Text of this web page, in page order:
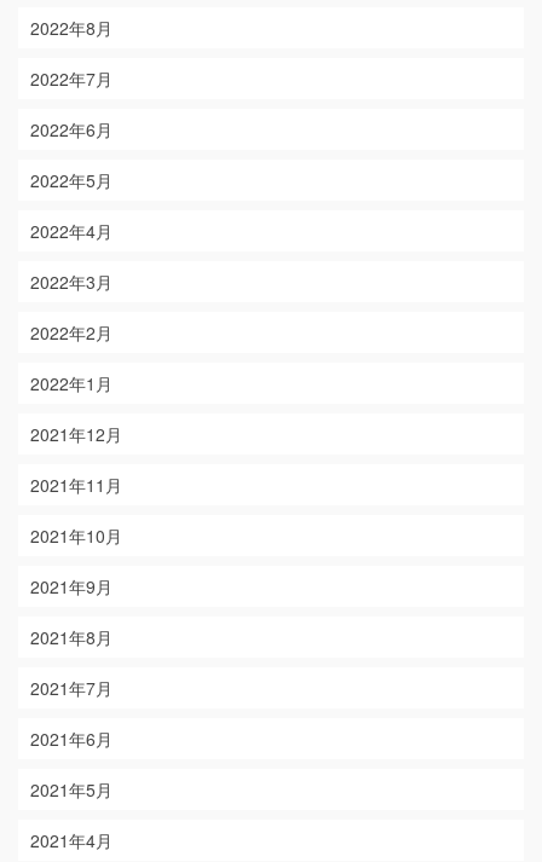
2022年8月
2022年7月
2022年6月
2022年5月
2022年4月
2022年3月
2022年2月
2022年1月
2021年12月
2021年11月
2021年10月
2021年9月
2021年8月
2021年7月
2021年6月
2021年5月
2021年4月